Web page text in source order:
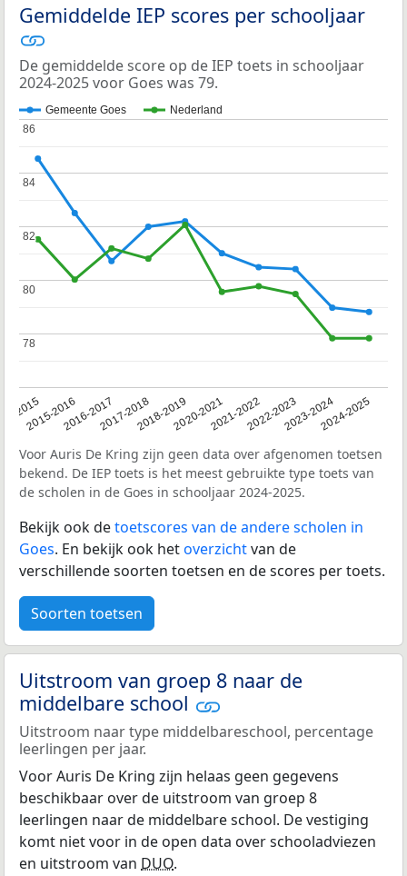
Gemiddelde IEP scores per schooljaar
De gemiddelde score op de IEP toets in schooljaar
2024-2025 voor Goes was 79.
Gemeente Goes Nederland
2015
2015-20162016-20172017-20182018-20192020-20212021-20222022-20232023-20242024-2025
78
78
80
80
82
82
84
84
86
86
Voor Auris De Kring zijn geen data over afgenomen toetsen
bekend. De IEP toets is het meest gebruikte type toets van
de scholen in de Goes in schooljaar 2024-2025.
Bekijk ook detoetscores van de andere scholen in
Goes. En bekijk ook hetoverzichtvan de
verschillende soorten toetsen en de scores per toets.
Soorten toetsen
Uitstroom van groep 8 naar de
middelbare school
Uitstroom naar type middelbareschool, percentage
leerlingen per jaar.
Voor Auris De Kring zijn helaas geen gegevens
beschikbaar over de uitstroom van groep 8
leerlingen naar de middelbare school. De vestiging
komt niet voor in de open data over schooladviezen
en uitstroom van DUO.